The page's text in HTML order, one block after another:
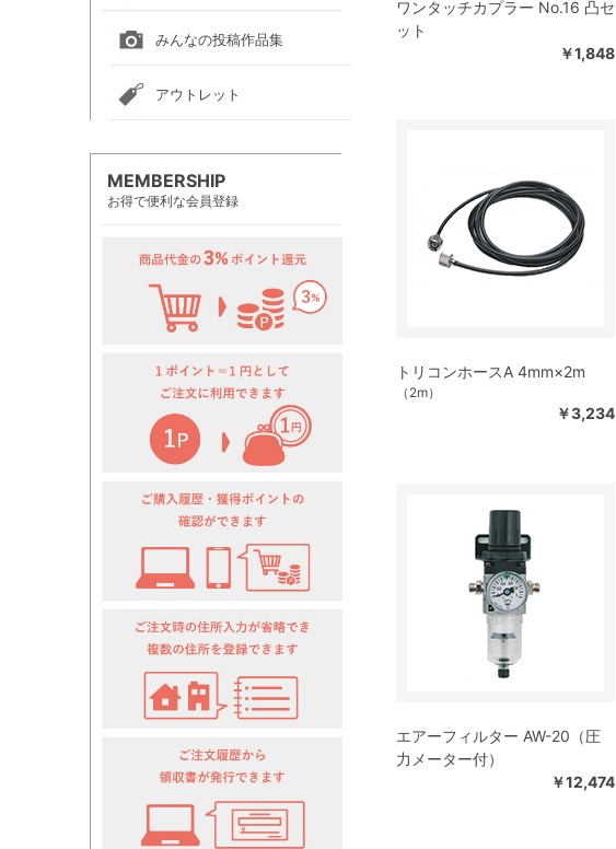
全国の絵画教室一覧
全国の美術館一覧
全国の画廊一覧
みんなの投稿作品集
アウトレット
MEMBERSHIP
お得で便利な会員登録
ワンタッチカプラー No.16 凸セ
ット
￥1,848
トリコンホースA 4mm×2m
（2m）
￥3,234
エアーフィルター AW-20（圧
力メーター付）
￥12,474